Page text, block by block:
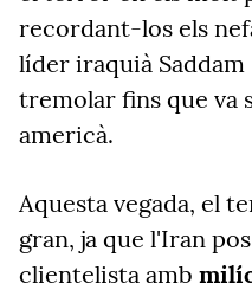
recordant-los els
líder iraquià Saddam
tremolar fins que va
americà.
Aquesta vegada, el
gran, ja que l'Iran
clientelista amb